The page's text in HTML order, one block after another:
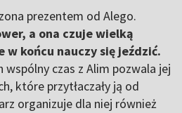
prezentem od Alego.
a ona czuje wielką
w końcu nauczy się jeździć.
wspólny czas z Alim pozwala jej
które przytłaczały ją od
organizuje dla niej również